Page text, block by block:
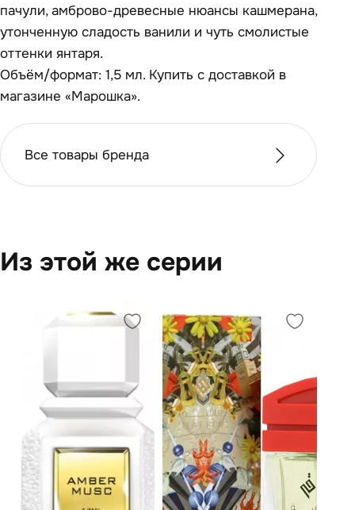
пачули, амброво-древесные нюансы кашмерана,
утонченную сладость ванили и чуть смолистые
оттенки янтаря.
Объём/формат: 1,5 мл. Купить с доставкой в
магазине «Марошка».
Все товары бренда
Из этой же серии